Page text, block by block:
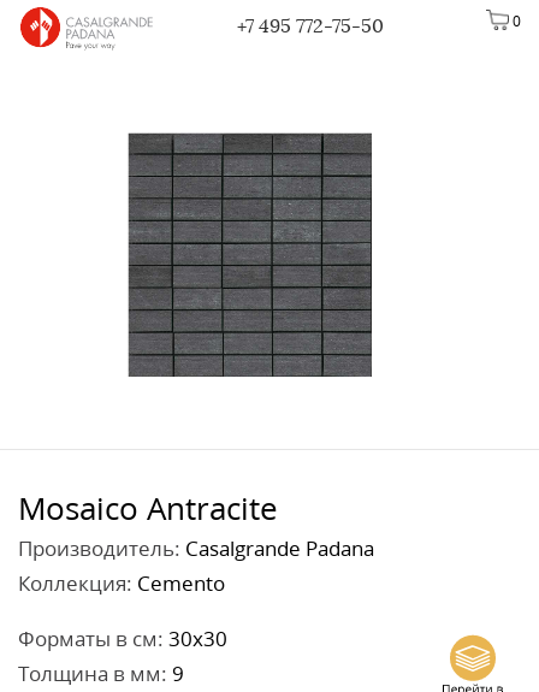
0
+7 495 772-75-50
Mosaico Antracite
Производитель: Casalgrande Padana
Коллекция: Cemento
Форматы в см: 30x30
Толщина в мм: 9